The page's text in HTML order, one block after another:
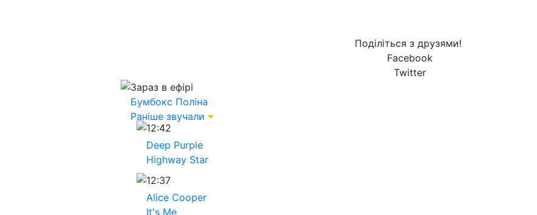
Поділіться з друзями!
Facebook
Twitter
Зараз в ефірі
Бумбокс Поліна
Раніше звучали
12:42
Deep Purple
Highway Star
12:37
Alice Cooper
It's Me